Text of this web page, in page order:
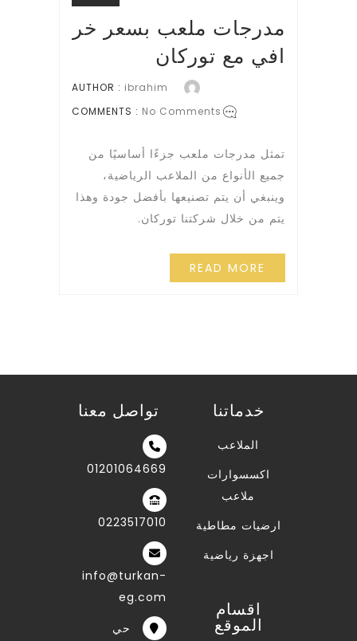
مدرجات ملعب بسعر خر
افي مع توركان
AUTHOR : ibrahim
COMMENTS : No Comments
تمثل مدرجات ملعب جزءًا أساسيًا من
جميع الأنواع من الملاعب الرياضية،
وينبغي أن يتم تصنيعها بأفضل جودة وهذا
يتم من خلال شركتنا توركان.
READ MORE
تواصل معنا
01201064669
0223517010
info@turkan-
eg.com
حي
خدماتنا
الملاعب
اكسسوارات
ملاعب
ارضيات مطاطية
اجهزة رياضية
اقسام
الموقع